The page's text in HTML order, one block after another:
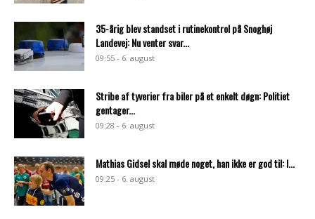
35-årig blev standset i rutinekontrol på Snoghøj
Landevej: Nu venter svar...
09:55 - 6. august
Stribe af tyverier fra biler på et enkelt døgn: Politiet
gentager...
09:28 - 6. august
Mathias Gidsel skal møde noget, han ikke er god til: I...
09:25 - 6. august